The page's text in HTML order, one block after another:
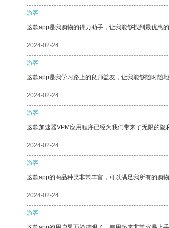
游客
这款app是我购物的得力助手，让我能够找到最优惠
2024-02-24
游客
这款app是我学习路上的良师益友，让我能够随时随地
2024-02-24
游客
这款加速器VPM应用程序已经为我们带来了无限的隐
2024-02-24
游客
这款app的商品种类非常丰富，可以满足我所有的购物
2024-02-24
游客